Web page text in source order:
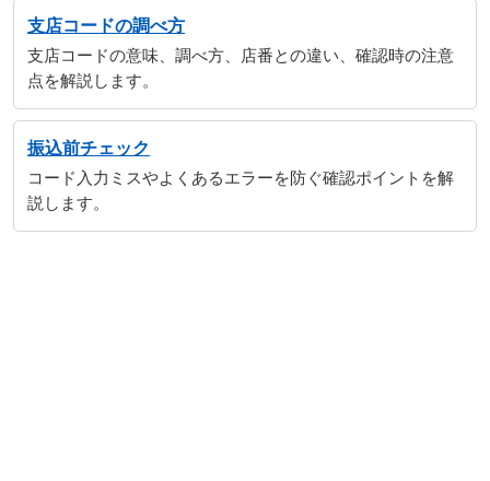
支店コードの調べ方
支店コードの意味、調べ方、店番との違い、確認時の注意
点を解説します。
振込前チェック
コード入力ミスやよくあるエラーを防ぐ確認ポイントを解
説します。